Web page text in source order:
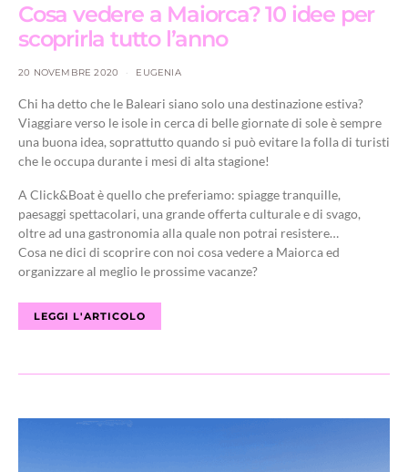
Cosa vedere a Maiorca? 10 idee per
scoprirla tutto l’anno
20 NOVEMBRE 2020 EUGENIA
Chi ha detto che le Baleari siano solo una destinazione estiva?
Viaggiare verso le isole in cerca di belle giornate di sole è sempre
una buona idea, soprattutto quando si può evitare la folla di turisti
che le occupa durante i mesi di alta stagione!
A Click&Boat è quello che preferiamo: spiagge tranquille,
paesaggi spettacolari, una grande offerta culturale e di svago,
oltre ad una gastronomia alla quale non potrai resistere…
Cosa ne dici di scoprire con noi cosa vedere a Maiorca ed
organizzare al meglio le prossime vacanze?
LEGGI L'ARTICOLO